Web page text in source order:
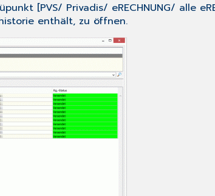
[PVS/ Privadis/ eRECHNUNG/ alle
enthält, zu öffnen.